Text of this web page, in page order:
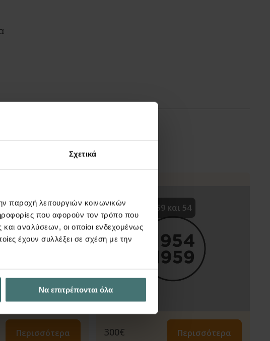
Σχετικά
παροχή λειτουργιών κοινωνικών
που αφορούν τον τρόπο που
και αναλύσεων, οι οποίοι ενδεχομένως
έχουν συλλέξει σε σχέση με την
Να επιτρέπονται όλα
Περισσότερα
Κανονισμοί 59 και 54
300€ Περισσότερα